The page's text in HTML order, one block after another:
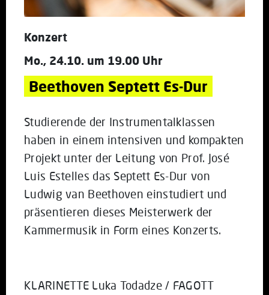
Konzert
Mo., 24.10. um 19.00 Uhr
Beethoven Septett Es-Dur
Studierende der Instrumentalklassen
haben in einem intensiven und kompakten
Projekt unter der Leitung von Prof. José
Luis Estelles das Septett Es-Dur von
Ludwig van Beethoven einstudiert und
präsentieren dieses Meisterwerk der
Kammermusik in Form eines Konzerts.
KLARINETTE Luka Todadze / FAGOTT